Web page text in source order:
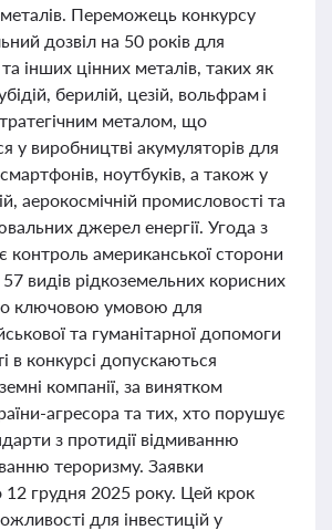
Переможець конкурсу
дозвіл на 50 років для
інших цінних металів, таких як
берилій, цезій, вольфрам і
металом, що
у виробництві акумуляторів для
ноутбуків, а також у
аерокосмічній промисловості та
джерел енергії. Угода з
американської сторони
видів рідкоземельних корисних
ключовою умовою для
та гуманітарної допомоги
в конкурсі допускаються
компанії, за винятком
агресора та тих, хто порушує
з протидії відмиванню
тероризму. Заявки
грудня 2025 року. Цей крок
для інвестицій у